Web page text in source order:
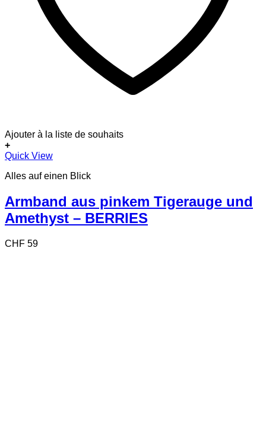
Ajouter à la liste de souhaits
+
Quick View
Alles auf einen Blick
Armband aus pinkem Tigerauge und
Amethyst – BERRIES
CHF 59